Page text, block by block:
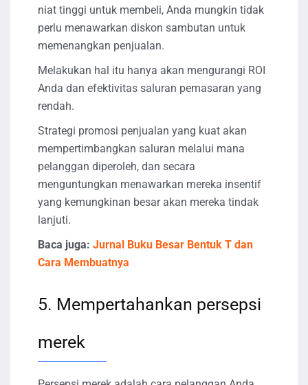
niat tinggi untuk membeli, Anda mungkin tidak
perlu menawarkan diskon sambutan untuk
memenangkan penjualan.
Melakukan hal itu hanya akan mengurangi ROI
Anda dan efektivitas saluran pemasaran yang
rendah.
Strategi promosi penjualan yang kuat akan
mempertimbangkan saluran melalui mana
pelanggan diperoleh, dan secara
menguntungkan menawarkan mereka insentif
yang kemungkinan besar akan mereka tindak
lanjuti.
Baca juga: Jurnal Buku Besar Bentuk T dan
Cara Membuatnya
5. Mempertahankan persepsi
merek